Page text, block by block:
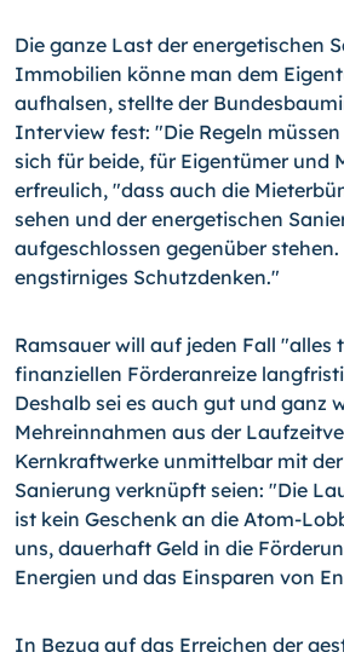
Die ganze Last der energetischen
Immobilien könne man dem
aufhalsen, stellte der
Interview fest: "Die Regeln müssen
sich für beide, für Eigentümer und
erfreulich, "dass auch die
sehen und der energetischen
aufgeschlossen gegenüber
engstirniges Schutzdenken."
Ramsauer will auf jeden Fall "alles
finanziellen Förderanreize
Deshalb sei es auch gut und ganz
Mehreinnahmen aus der
Kernkraftwerke unmittelbar mit
Sanierung verknüpft seien: "Die
ist kein Geschenk an die Atom-
uns, dauerhaft Geld in die
Energien und das Einsparen von
In Bezug auf das Erreichen der